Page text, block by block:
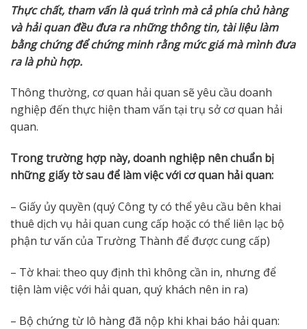
Thực chất, tham vấn là quá trình mà cả phía chủ hàng
và hải quan đều đưa ra những thông tin, tài liệu làm
bằng chứng để chứng minh rằng mức giá mà mình đưa
ra là phù hợp.
Thông thường, cơ quan hải quan sẽ yêu cầu doanh
nghiệp đến thực hiện tham vấn tại trụ sở cơ quan hải
quan.
Trong trường hợp này, doanh nghiệp nên chuẩn bị
những giấy tờ sau để làm việc với cơ quan hải quan:
– Giấy ủy quyền (quý Công ty có thể yêu cầu bên khai
thuê dịch vụ hải quan cung cấp hoặc có thể liên lạc bộ
phận tư vấn của Trường Thành để được cung cấp)
– Tờ khai: theo quy định thì không cần in, nhưng để
tiện làm việc với hải quan, quý khách nên in ra)
– Bộ chứng từ lô hàng đã nộp khi khai báo hải quan: